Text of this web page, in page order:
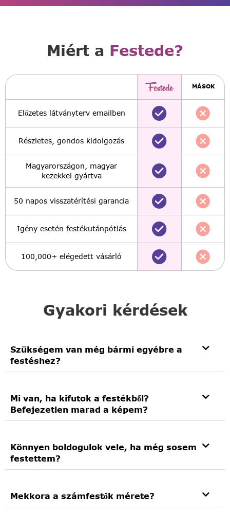
Gyakori kérdések
Szükségem van még bármi egyébre a
festéshez?
Mi van, ha kifutok a festékből?
Befejezetlen marad a képem?
Könnyen boldogulok vele, ha még sosem
festettem?
Mekkora a számfestők mérete?
Miért a Festede?
MÁSOK
Előzetes látványterv emailben
Részletes, gondos kidolgozás
Magyarországon, magyar
kezekkel gyártva
50 napos visszatérítési garancia
Igény esetén festékutánpótlás
100,000+ elégedett vásárló